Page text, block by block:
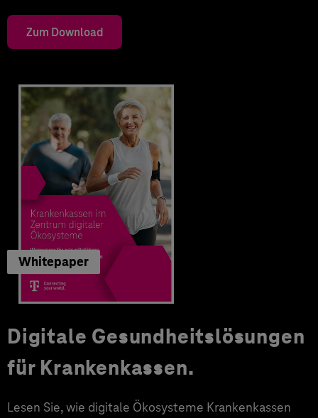
Zum Download
Whitepaper
Digitale Gesundheitslösungen
für Krankenkassen.
Lesen Sie, wie digitale Ökosysteme Krankenkassen